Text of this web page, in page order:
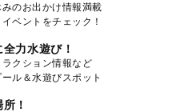
のお出かけ情報満載
ベントをチェック！
力水遊び！
クション情報など
ル＆水遊びスポット
！